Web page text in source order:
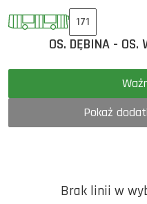
171
OS. DĘBINA - OS.
Pokaż
Brak linii w